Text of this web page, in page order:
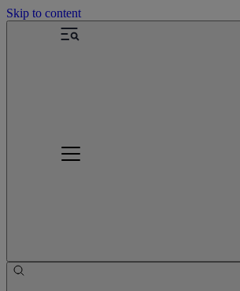
Skip to content